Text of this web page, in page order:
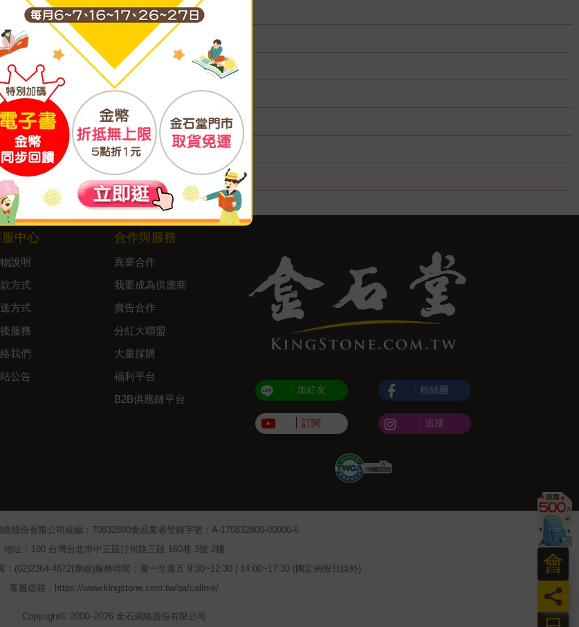
無庫存
無庫存
無庫存
無庫存
無庫存
無庫存
員
會
服中心
說明
方式
方式
服務
我們
公告
合作與服務
異業合作
我要成為供應商
廣告合作
分紅大聯盟
大量採購
福利平台
B2B供應鏈平台
加好友
訂閱
粉絲團
追蹤
股份有限公司 統編：70832800食品業者登錄字號：A-170832800-00000-6
地址：100 台灣台北市中正區汀州路三段 160巷 3號 2樓
：(02)2364-4672(專線) 服務時間：週一至週五 9:30~12:30 | 14:00~17:30 (國定例假日除外)
客服信箱：https://www.kingstone.com.tw/qa/callme/
Copyright© 2000–2026 金石網絡股份有限公司